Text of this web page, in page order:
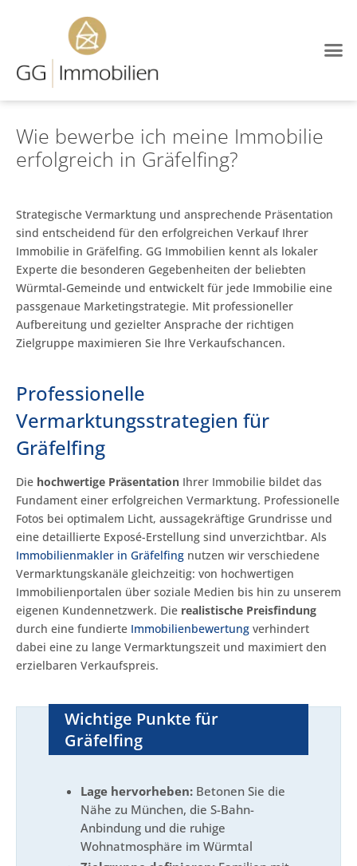
Wie bewerbe ich meine Immobilie
erfolgreich in Gräfelfing?
Strategische Vermarktung und ansprechende Präsentation
sind entscheidend für den erfolgreichen Verkauf Ihrer
Immobilie in Gräfelfing. GG Immobilien kennt als lokaler
Experte die besonderen Gegebenheiten der beliebten
Würmtal-Gemeinde und entwickelt für jede Immobilie eine
passgenaue Marketingstrategie. Mit professioneller
Aufbereitung und gezielter Ansprache der richtigen
Zielgruppe maximieren Sie Ihre Verkaufschancen.
Professionelle
Vermarktungsstrategien für
Gräfelfing
Die hochwertige Präsentation Ihrer Immobilie bildet das
Fundament einer erfolgreichen Vermarktung. Professionelle
Fotos bei optimalem Licht, aussagekräftige Grundrisse und
eine detaillierte Exposé-Erstellung sind unverzichtbar. Als
Immobilienmakler in Gräfelfing nutzen wir verschiedene
Vermarktungskanäle gleichzeitig: von hochwertigen
Immobilienportalen über soziale Medien bis hin zu unserem
eigenen Kundennetzwerk. Die realistische Preisfindung
durch eine fundierte Immobilienbewertung verhindert
dabei eine zu lange Vermarktungszeit und maximiert den
erzielbaren Verkaufspreis.
Wichtige Punkte für
Gräfelfing
Lage hervorheben: Betonen Sie die
Nähe zu München, die S-Bahn-
Anbindung und die ruhige
Wohnatmosphäre im Würmtal